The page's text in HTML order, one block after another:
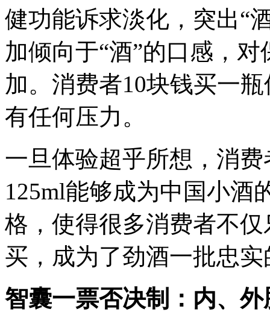
健功能诉求淡化，突出“
加倾向于“酒”的口感，
加。消费者10块钱买一
有任何压力。
一旦体验超乎所想，消
125ml能够成为中国小酒
格，使得很多消费者不
买，成为了劲酒一批忠
智囊一票否决制：内、